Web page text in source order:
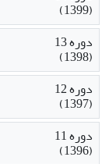
(1399)
دوره 13
(1398)
دوره 12
(1397)
دوره 11
(1396)